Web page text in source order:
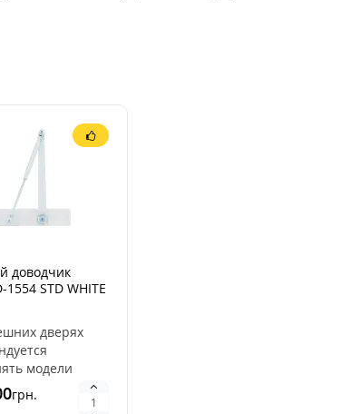
доводчик
1554 STD WHITE
дверях
модели
с функцией
Эта функция
грн.